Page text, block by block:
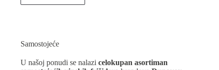
Samostojeće
U našoj ponudi se nalazi celokupan asortiman